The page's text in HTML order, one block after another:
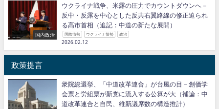
国内政治
ウクライナ戦争、米露の圧力でカウントダウンへ－
反中・反露を中心とした反共右翼路線の修正迫られ
る高市首相（追記：中道の新たな展開）
国際情勢 ウクライナ情勢 政治
2026.02.12
政策提言
衆院総選挙、「中道改革連合」が台風の目－創価学
会票と労組票が新党に流入する公算が大（補論：中
道改革連合と自民、維新議席数の構造推計）